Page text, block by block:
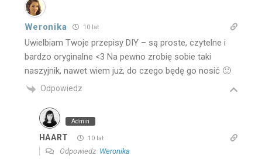
Weronika 10 lat
Uwielbiam Twoje przepisy DIY – są proste, czytelne i
bardzo oryginalne <3 Na pewno zrobię sobie taki
naszyjnik, nawet wiem już, do czego będę go nosić 🙂
Odpowiedz
Admin
HAART 10 lat
Odpowiedz Weronika